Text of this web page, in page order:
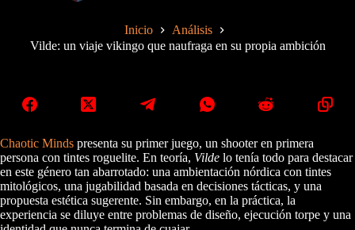
Inicio
Análisis
Vilde: un viaje vikingo que naufraga en su propia ambición
Chaotic Minds presenta su primer juego, un shooter en primera
persona con tintes roguelite. En teoría, Vilde lo tenía todo para destacar
en este género tan abarrotado: una ambientación nórdica con tintes
mitológicos, una jugabilidad basada en decisiones tácticas, y una
propuesta estética sugerente. Sin embargo, en la práctica, la
experiencia se diluye entre problemas de diseño, ejecución torpe y una